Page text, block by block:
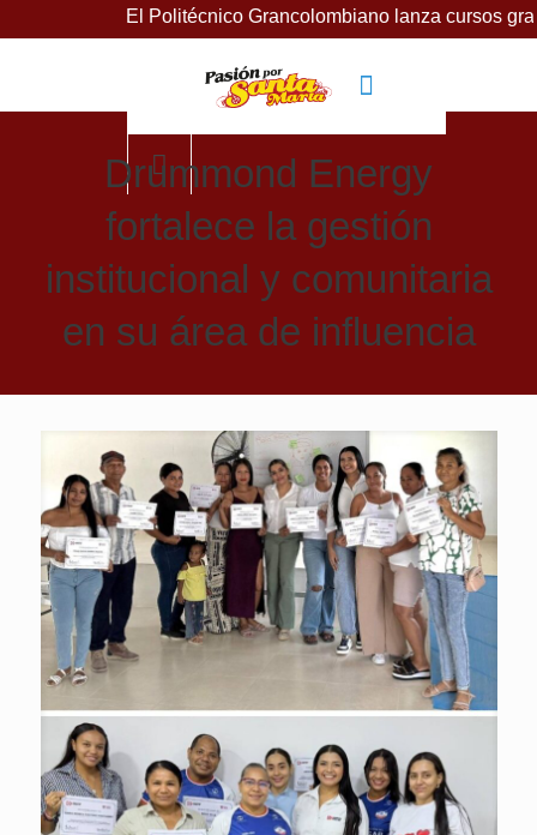
El Politécnico Grancolombiano lanza cursos gratuitos para
Drummond Energy
fortalece la gestión
institucional y comunitaria
en su área de influencia